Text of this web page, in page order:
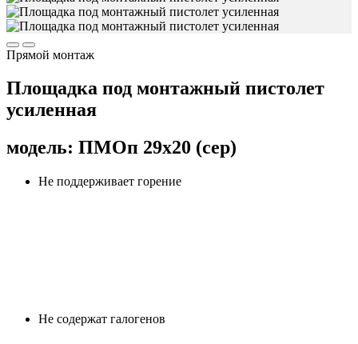
Прямой монтаж
Площадка под монтажный пистолет
усиленная
модель: ПМОп 29х20 (сер)
Не поддерживает горение
Не содержат галогенов